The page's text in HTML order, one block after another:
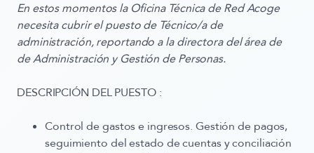
En estos momentos la Oficina Técnica de Red Acoge
necesita cubrir el puesto de Técnico/a de
administración, reportando a la directora del área de
de Administración y Gestión de Personas.
DESCRIPCIÓN DEL PUESTO :
Control de gastos e ingresos. Gestión de pagos,
seguimiento del estado de cuentas y conciliación